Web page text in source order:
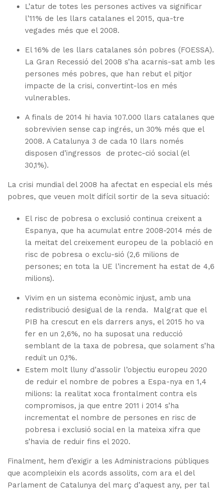
L’atur de totes les persones actives va significar
l’11% de les llars catalanes el 2015, qua-tre
vegades més que el 2008.
El 16% de les llars catalanes són pobres (FOESSA).
La Gran Recessió del 2008 s’ha acarnis-sat amb les
persones més pobres, que han rebut el pitjor
impacte de la crisi, convertint-los en més
vulnerables.
A finals de 2014 hi havia 107.000 llars catalanes que
sobrevivien sense cap ingrés, un 30% més que el
2008. A Catalunya 3 de cada 10 llars només
disposen d’ingressos de protec-ció social (el
30,1%).
La crisi mundial del 2008 ha afectat en especial els més
pobres, que veuen molt difícil sortir de la seva situació:
El risc de pobresa o exclusió continua creixent a
Espanya, que ha acumulat entre 2008-2014 més de
la meitat del creixement europeu de la població en
risc de pobresa o exclu-sió (2,6 milions de
persones; en tota la UE l’increment ha estat de 4,6
milions).
Vivim en un sistema econòmic injust, amb una
redistribució desigual de la renda. Malgrat que el
PIB ha crescut en els darrers anys, el 2015 ho va
fer en un 2,6%, no ha suposat una reducció
semblant de la taxa de pobresa, que solament s’ha
reduït un 0,1%.
Estem molt lluny d’assolir l’objectiu europeu 2020
de reduir el nombre de pobres a Espa-nya en 1,4
milions: la realitat xoca frontalment contra els
compromisos, ja que entre 2011 i 2014 s’ha
incrementat el nombre de persones en risc de
pobresa i exclusió social en la mateixa xifra que
s’havia de reduir fins el 2020.
Finalment, hem d’exigir a les Administracions públiques
que acompleixin els acords assolits, com ara el del
Parlament de Catalunya del març d’aquest any, per tal